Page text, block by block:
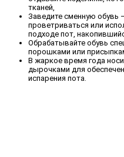
тканей,
Заведите сменную обувь
проветриваться или
подходе пот,
Обрабатывайте обувь
порошками или
В жаркое время года
дырочками для
испарения пота.